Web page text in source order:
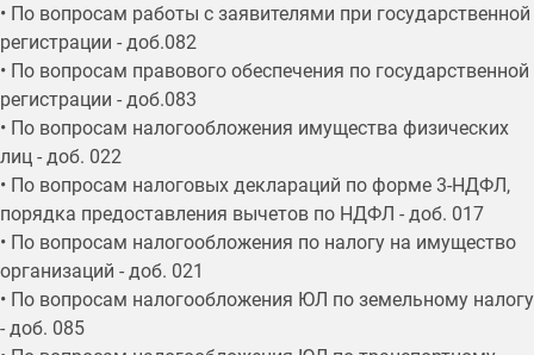
• По вопросам работы с заявителями при государственной
регистрации - доб.082
• По вопросам правового обеспечения по государственной
регистрации - доб.083
• По вопросам налогообложения имущества физических
лиц - доб. 022
• По вопросам налоговых деклараций по форме 3-НДФЛ,
порядка предоставления вычетов по НДФЛ - доб. 017
• По вопросам налогообложения по налогу на имущество
организаций - доб. 021
• По вопросам налогообложения ЮЛ по земельному налогу
- доб. 085